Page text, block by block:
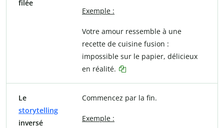
filée
Exemple :
Votre amour ressemble à une
recette de cuisine fusion :
impossible sur le papier, délicieux
en réalité.
Le
storytelling
inversé
Commencez par la fin.
Exemple :